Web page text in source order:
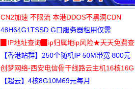
CN2加速 不限流 本港DDOS不黑洞CDN
48H64G1TSSD G口服务器租用仅需
3000+可免费测试
▉IP地址查询▉ip归属地ip风险★天天免费查
【香港站群】250个随机IP 50M带宽 800元
创梦网络-西安电信骨干线路云主机16核16G
88元/月
【超云】4核8G10M69元每月